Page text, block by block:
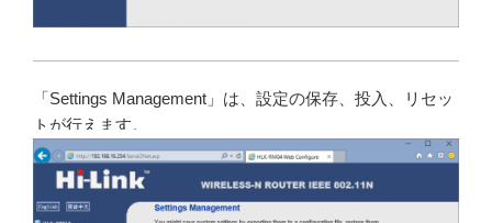
「Settings Management」は、設定の保存、投入、リセッ
トが行えます。